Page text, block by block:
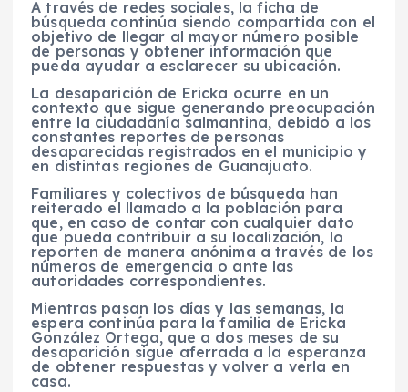
A través de redes sociales, la ficha de
búsqueda continúa siendo compartida con el
objetivo de llegar al mayor número posible
de personas y obtener información que
pueda ayudar a esclarecer su ubicación.
La desaparición de Ericka ocurre en un
contexto que sigue generando preocupación
entre la ciudadanía salmantina, debido a los
constantes reportes de personas
desaparecidas registrados en el municipio y
en distintas regiones de Guanajuato.
Familiares y colectivos de búsqueda han
reiterado el llamado a la población para
que, en caso de contar con cualquier dato
que pueda contribuir a su localización, lo
reporten de manera anónima a través de los
números de emergencia o ante las
autoridades correspondientes.
Mientras pasan los días y las semanas, la
espera continúa para la familia de Ericka
González Ortega, que a dos meses de su
desaparición sigue aferrada a la esperanza
de obtener respuestas y volver a verla en
casa.